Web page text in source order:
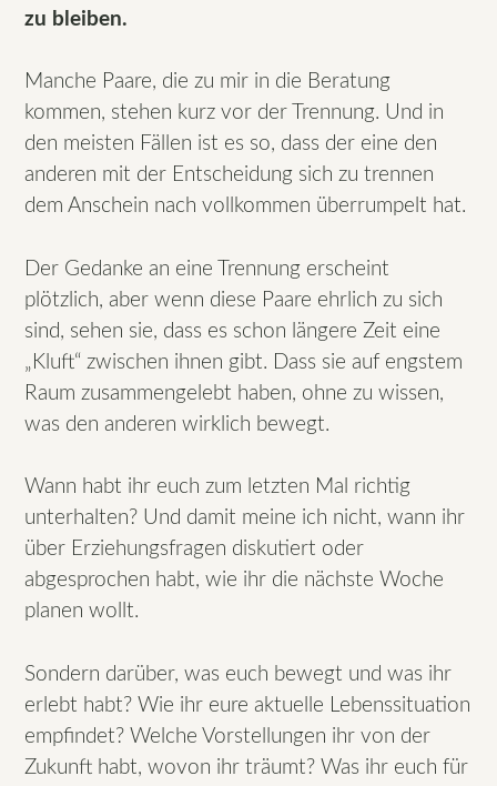
zu bleiben.
Manche Paare, die zu mir in die Beratung
kommen, stehen kurz vor der Trennung. Und in
den meisten Fällen ist es so, dass der eine den
anderen mit der Entscheidung sich zu trennen
dem Anschein nach vollkommen überrumpelt hat.
Der Gedanke an eine Trennung erscheint
plötzlich, aber wenn diese Paare ehrlich zu sich
sind, sehen sie, dass es schon längere Zeit eine
„Kluft“ zwischen ihnen gibt. Dass sie auf engstem
Raum zusammengelebt haben, ohne zu wissen,
was den anderen wirklich bewegt.
Wann habt ihr euch zum letzten Mal richtig
unterhalten? Und damit meine ich nicht, wann ihr
über Erziehungsfragen diskutiert oder
abgesprochen habt, wie ihr die nächste Woche
planen wollt.
Sondern darüber, was euch bewegt und was ihr
erlebt habt? Wie ihr eure aktuelle Lebenssituation
empfindet? Welche Vorstellungen ihr von der
Zukunft habt, wovon ihr träumt? Was ihr euch für